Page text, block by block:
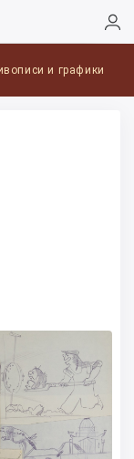
и графики